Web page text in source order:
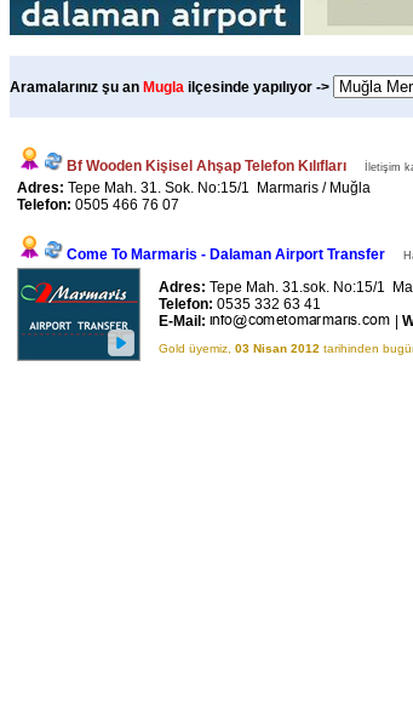
Aramalarınız şu an Mugla ilçesinde yapılıyor ->
Bf Wooden Kişisel Ahşap Telefon Kılıfları İletişim
Adres: Tepe Mah. 31. Sok. No:15/1 Marmaris / Muğla
Telefon: 0505 466 76 07
Come To Marmaris - Dalaman Airport Transfer
Adres: Tepe Mah. 31.sok. No:15/1
Telefon: 0535 332 63 41
E-Mail:
Gold üyemiz, 03 Nisan 2012 tarihinden